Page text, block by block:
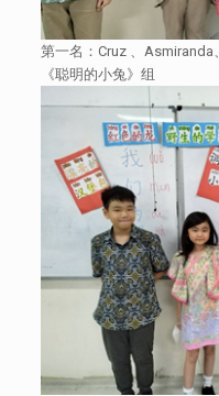
第一名：Cruz 、
《聪明的小兔》组